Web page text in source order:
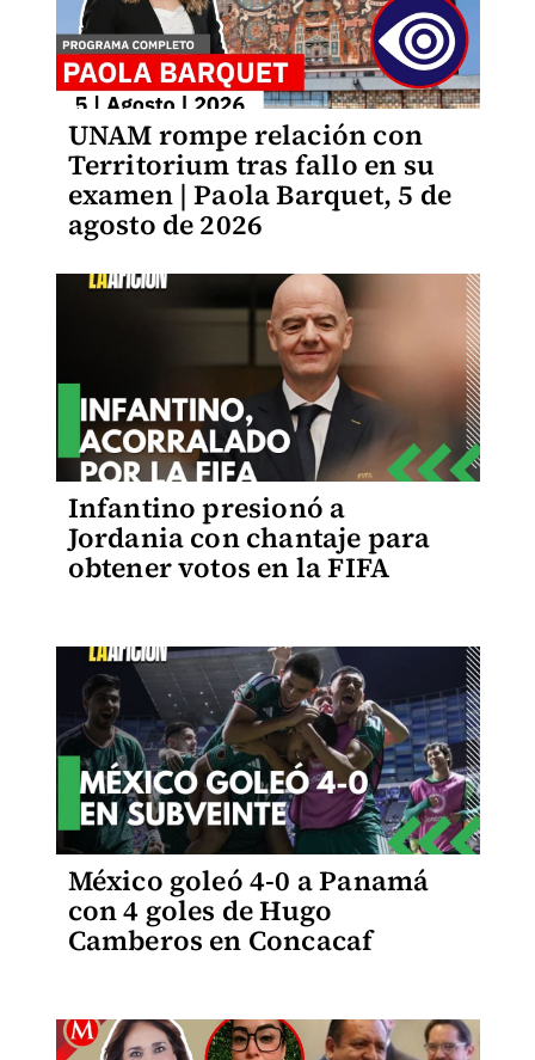
UNAM rompe relación con
Territorium tras fallo en su
examen | Paola Barquet, 5 de
agosto de 2026
Infantino presionó a
Jordania con chantaje para
obtener votos en la FIFA
México goleó 4-0 a Panamá
con 4 goles de Hugo
Camberos en Concacaf